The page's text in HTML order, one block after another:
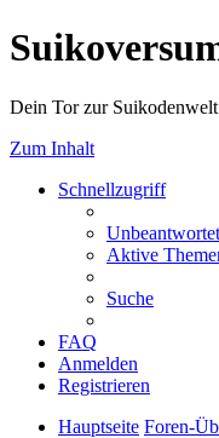
Dein Tor zur Suikodenwelt
Zum Inhalt
Schnellzugriff
Aktive
Suche
FAQ
Anmelden
Registrieren
Hauptseite Foren-